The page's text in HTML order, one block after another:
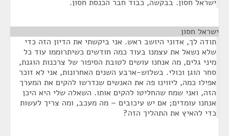
ישראל חסון. בבקשה, כבוד חבר הכנסת חסון.
ישראל חסון
תודה לך, אדוני היושב ראש. אני ביקשתי את הדיון הזה כדי
שלא נשאל את עצמנו בעוד כמה חודשים כשיתרוממו עוד כל
מיני גלים, מה אנחנו עושים לטובת הסיפור של צרכנות הוגנת,
סחר הוגן וכולי. בשלוש-ארבע השנים האחרונות, אני לא זוכר
אפילו כמה, ליווינו פה את האנשים שנדרשו להקים את המערך
הזה, ואני שמח שהחליטו להקים אותו. השאלה שלי היא היכן
אנחנו עומדים; אם יש עיכובים – מה מעכב, ומה צריך לעשות
כדי להאיץ את התהליך הזה?